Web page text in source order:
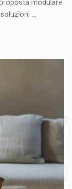
modulare
...